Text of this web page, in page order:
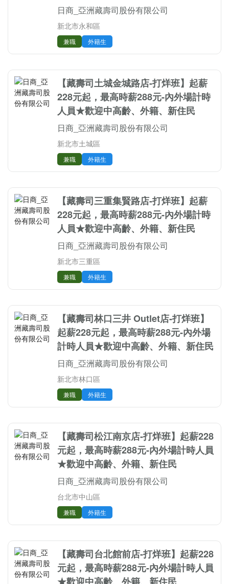
日商_亞洲藏壽司股份有限公司
新北市永和區
兼職 外籍生
【藏壽司土城金城路店-打烊班】起薪
228元起，最高時薪288元-內外場計時
人員★歡迎中高齡、外籍、新住民
日商_亞洲藏壽司股份有限公司
新北市土城區
兼職 外籍生
【藏壽司三重集賢路店-打烊班】起薪
228元起，最高時薪288元-內外場計時
人員★歡迎中高齡、外籍、新住民
日商_亞洲藏壽司股份有限公司
新北市三重區
兼職 外籍生
【藏壽司林口三井 Outlet店-打烊班】
起薪228元起，最高時薪288元-內外場
計時人員★歡迎中高齡、外籍、新住民
日商_亞洲藏壽司股份有限公司
新北市林口區
兼職 外籍生
【藏壽司松江南京店-打烊班】起薪228
元起，最高時薪288元-內外場計時人員
★歡迎中高齡、外籍、新住民
日商_亞洲藏壽司股份有限公司
台北市中山區
兼職 外籍生
【藏壽司台北館前店-打烊班】起薪228
元起，最高時薪288元-內外場計時人員